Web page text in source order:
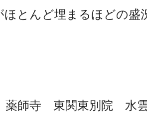
とんど埋まるほどの盛
薬師寺 東関東別院 水